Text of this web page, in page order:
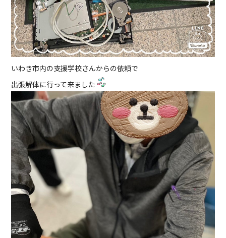
いわき市内の支援学校さんからの依頼で
出張解体に行って来ました